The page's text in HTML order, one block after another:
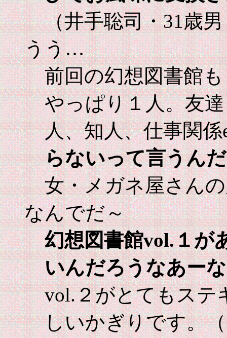
（井手聡司・31歳
うう…
前回の幻想図書館
やっぱり１人。友
人、知人、仕事関
らないって言うん
女・メガネ屋さん
なんでだ～
幻想図書館vol.１が
いんだろうなあー
vol.２がとてもステ
しいかぎりです。